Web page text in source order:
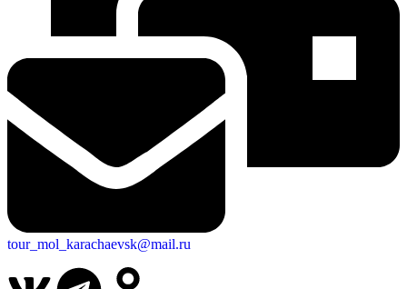
tour_mol_karachaevsk@mail.ru